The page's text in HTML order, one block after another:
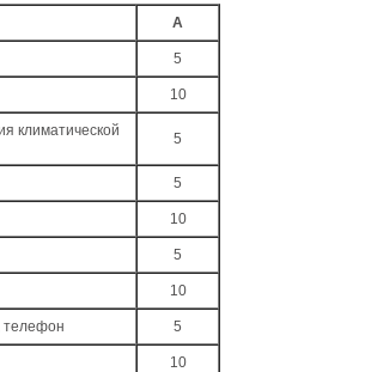
А
5
10
климатической
5
5
10
5
10
телефон 5
10